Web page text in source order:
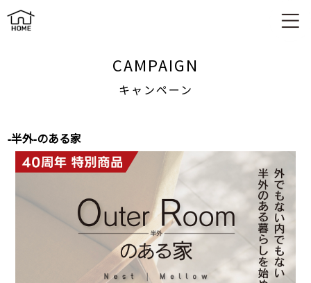
キャンペーン
CAMPAIGN
キャンペーン
-半外-のある家